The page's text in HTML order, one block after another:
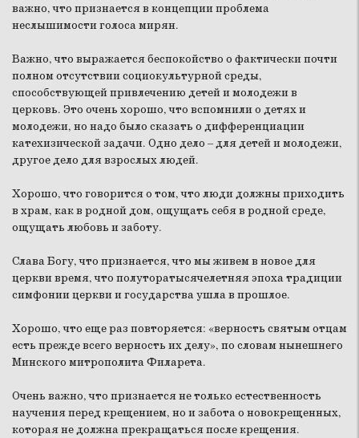
важно, что признается в концепции проблема
неслышимости голоса мирян.
Важно, что выражается беспокойство о фактически почти
полном отсутствии социокультурной среды,
способствующей привлечению детей и молодежи в
церковь. Это очень хорошо, что вспомнили о детях и
молодежи, но надо было сказать о дифференциации
катехизической задачи. Одно дело – для детей и молодежи,
другое дело для взрослых людей.
Хорошо, что говорится о том, что люди должны приходить
в храм, как в родной дом, ощущать себя в родной среде,
ощущать любовь и заботу.
Слава Богу, что признается, что мы живем в новое для
церкви время, что полуторатысячелетняя эпоха традиции
симфонии церкви и государства ушла в прошлое.
Хорошо, что еще раз повторяется: «верность святым отцам
есть прежде всего верность их делу», по словам нынешнего
Минского митрополита Филарета.
Очень важно, что признается не только естественность
научения перед крещением, но и забота о новокрещенных,
которая не должна прекращаться после крещения.